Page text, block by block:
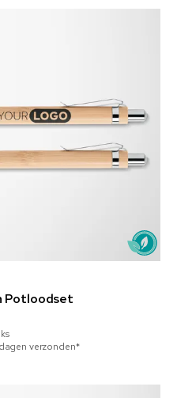
Potloodset
verzonden*